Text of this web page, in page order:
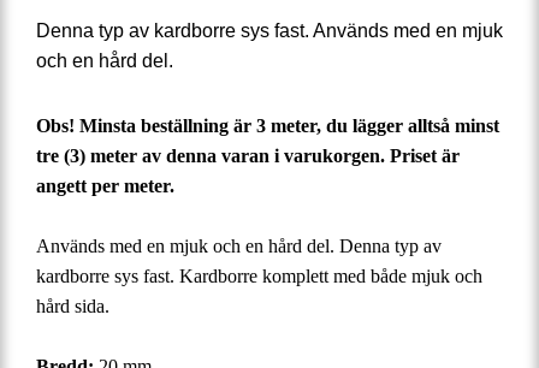
Denna typ av kardborre sys fast. Används med en mjuk
och en hård del.
Obs! Minsta beställning är 3 meter, du lägger alltså minst
tre (3) meter av denna varan i varukorgen. Priset är
angett per meter.
Används med en mjuk och en hård del. Denna typ av
kardborre sys fast. Kardborre komplett med både mjuk och
hård sida.